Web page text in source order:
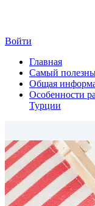
Войти
Главная
Самый
Общая
Особенности
Турции